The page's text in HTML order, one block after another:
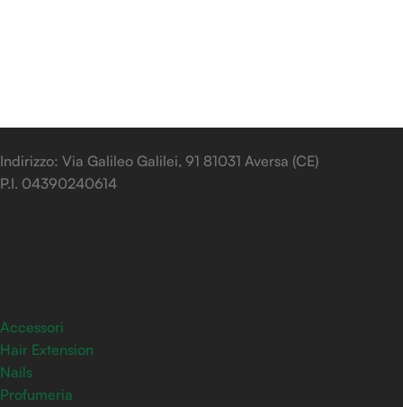
Indirizzo: Via Galileo Galilei, 91 81031 Aversa (CE)
P.I. 04390240614
Accessori
Hair Extension
Nails
Profumeria